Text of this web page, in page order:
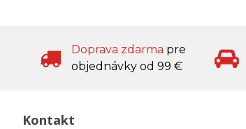
Doprava zdarma pre
objednávky od 99 €
Kontakt